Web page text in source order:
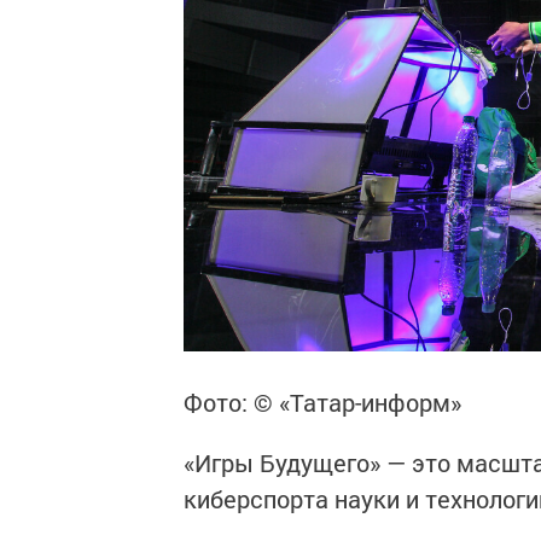
Фото: © «Татар-информ»
«Игры Будущего» — это
киберспорта науки и